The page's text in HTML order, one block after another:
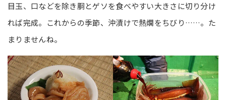
目玉、口などを除き胴とゲソを食べやすい大きさに切り分け
れば完成。これからの季節、沖漬けで熱燗をちびり……。た
まりませんね。